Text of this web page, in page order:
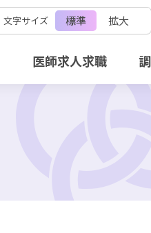
文字サイズ 標準 拡大
医師求人求職